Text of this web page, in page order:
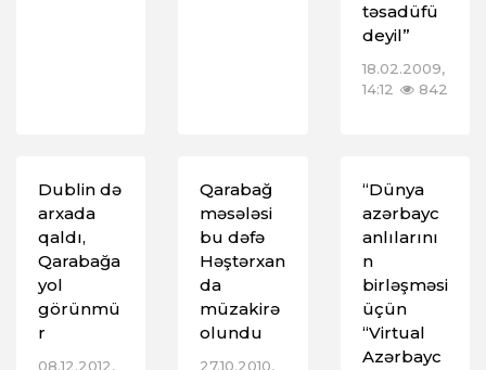
təsadüfü
deyil”
18.02.2009,
14:12
842
Dublin də
arxada
qaldı,
Qarabağa
yol
görünmü
r
08.12.2012,
Qarabağ
məsələsi
bu dəfə
Həştərxan
da
müzakirə
olundu
27.10.2010,
“Dünya
azərbayc
anlılarını
n
birləşməsi
üçün
“Virtual
Azərbayc